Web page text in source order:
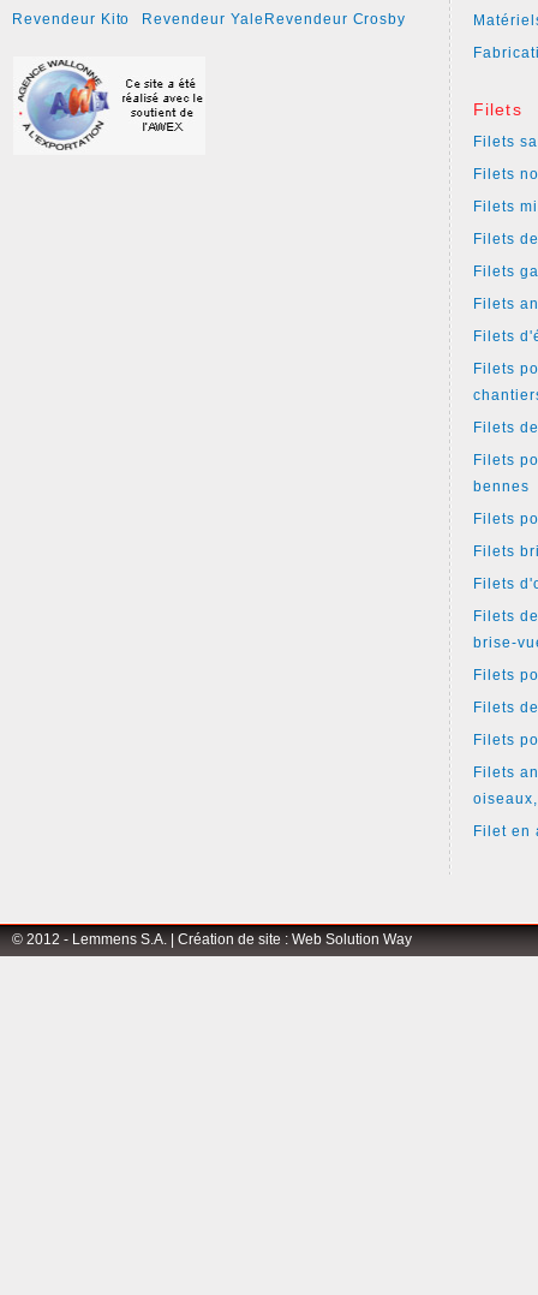
Revendeur Kito Revendeur Yale Revendeur Crosby
Filets
Filets
Filets
Filets
Filets
Filets
Filets
Filets
Filets
Filets
Filets
bennes
Filets
Filets
Filets
Filets
brise-
Filets
Filets
Filets
Filets
Filet en
© 2012 - Lemmens S.A. | Création de site : Web Solution Way